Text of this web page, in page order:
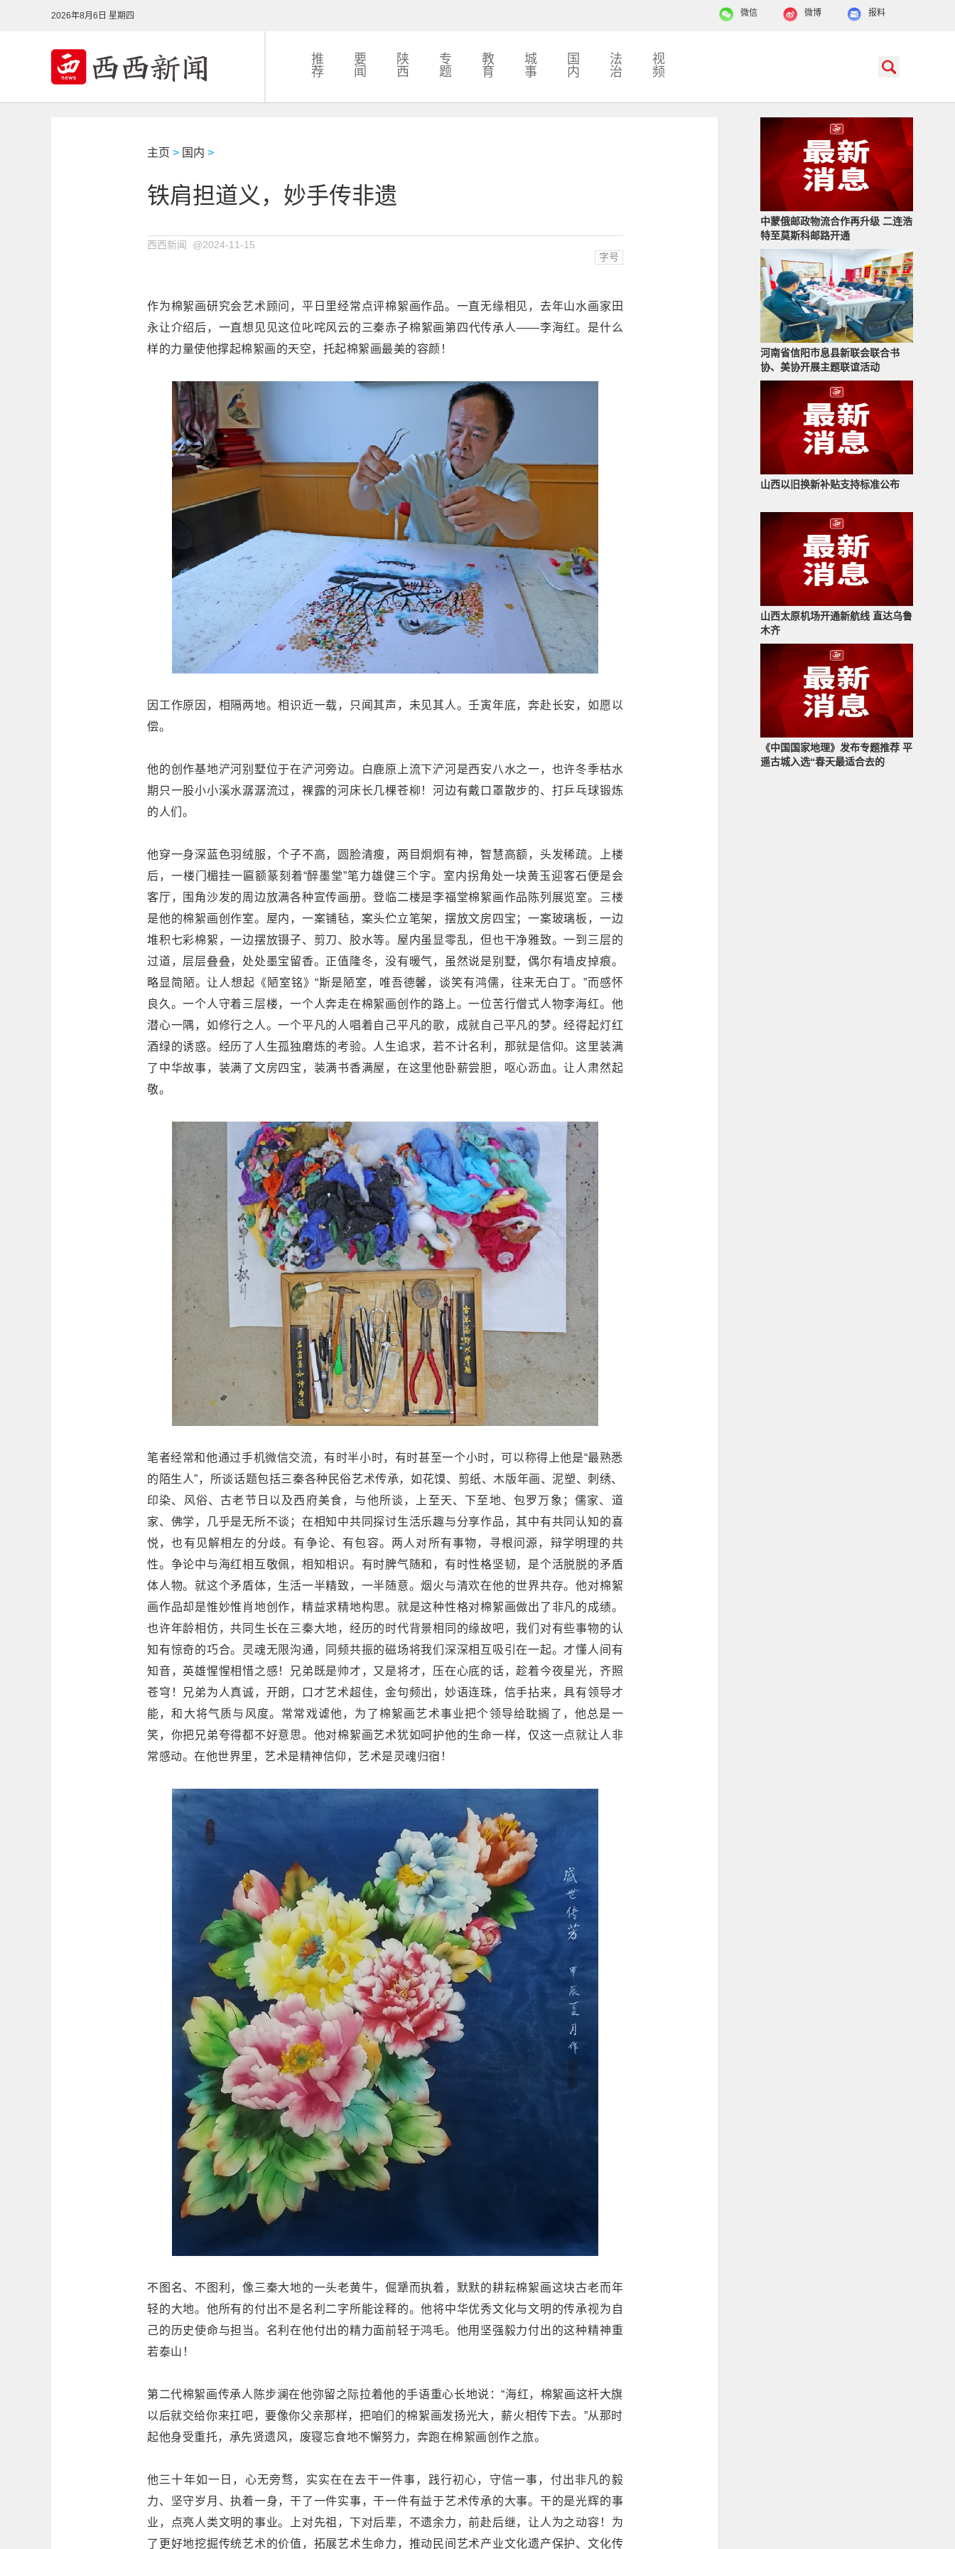
2026年8月6日 星期四 报料
微博
微信
推
荐
要
闻
陕
西
专
题
教
育
城
事
国
内
法
治
视
频
主页 > 国内 >
铁肩担道义，妙手传非遗
西西新闻 @2024-11-15
字号
作为棉絮画研究会艺术顾问，平日里经常点评棉絮画作品。一直无缘相见，去年山水画家田
永让介绍后，一直想见见这位叱咤风云的三秦赤子棉絮画第四代传承人——李海红。是什么
样的力量使他撑起棉絮画的天空，托起棉絮画最美的容颜！
因工作原因，相隔两地。相识近一载，只闻其声，未见其人。壬寅年底，奔赴长安，如愿以
偿。
他的创作基地浐河别墅位于在浐河旁边。白鹿原上流下浐河是西安八水之一，也许冬季枯水
期只一股小小溪水潺潺流过，裸露的河床长几棵苍柳！河边有戴口罩散步的、打乒乓球锻炼
的人们。
他穿一身深蓝色羽绒服，个子不高，圆脸清瘦，两目炯炯有神，智慧高额，头发稀疏。上楼
后，一楼门楣挂一匾额篆刻着“醉墨堂”笔力雄健三个字。室内拐角处一块黄玉迎客石便是会
客厅，围角沙发的周边放满各种宣传画册。登临二楼是李福堂棉絮画作品陈列展览室。三楼
是他的棉絮画创作室。屋内，一案铺毡，案头伫立笔架，摆放文房四宝；一案玻璃板，一边
堆积七彩棉絮，一边摆放镊子、剪刀、胶水等。屋内虽显零乱，但也干净雅致。一到三层的
过道，层层叠叠，处处墨宝留香。正值隆冬，没有暖气，虽然说是别墅，偶尔有墙皮掉痕。
略显简陋。让人想起《陋室铭》“斯是陋室，唯吾德馨，谈笑有鸿儒，往来无白丁。”而感怀
良久。一个人守着三层楼，一个人奔走在棉絮画创作的路上。一位苦行僧式人物李海红。他
潜心一隅，如修行之人。一个平凡的人唱着自己平凡的歌，成就自己平凡的梦。经得起灯红
酒绿的诱惑。经历了人生孤独磨炼的考验。人生追求，若不计名利，那就是信仰。这里装满
了中华故事，装满了文房四宝，装满书香满屋，在这里他卧薪尝胆，呕心沥血。让人肃然起
敬。
笔者经常和他通过手机微信交流，有时半小时，有时甚至一个小时，可以称得上他是“最熟悉
的陌生人”，所谈话题包括三秦各种民俗艺术传承，如花馍、剪纸、木版年画、泥塑、刺绣、
印染、风俗、古老节日以及西府美食，与他所谈，上至天、下至地、包罗万象；儒家、道
家、佛学，几乎是无所不谈；在相知中共同探讨生活乐趣与分享作品，其中有共同认知的喜
悦，也有见解相左的分歧。有争论、有包容。两人对所有事物，寻根问源，辩学明理的共
性。争论中与海红相互敬佩，相知相识。有时脾气随和，有时性格坚韧，是个活脱脱的矛盾
体人物。就这个矛盾体，生活一半精致，一半随意。烟火与清欢在他的世界共存。他对棉絮
画作品却是惟妙惟肖地创作，精益求精地构思。就是这种性格对棉絮画做出了非凡的成绩。
也许年龄相仿，共同生长在三秦大地，经历的时代背景相同的缘故吧，我们对有些事物的认
知有惊奇的巧合。灵魂无限沟通，同频共振的磁场将我们深深相互吸引在一起。才懂人间有
知音，英雄惺惺相惜之感！兄弟既是帅才，又是将才，压在心底的话，趁着今夜星光，齐照
苍穹！兄弟为人真诚，开朗，口才艺术超佳，金句频出，妙语连珠，信手拈来，具有领导才
能，和大将气质与风度。常常戏谑他，为了棉絮画艺术事业把个领导给耽搁了，他总是一
笑，你把兄弟夸得都不好意思。他对棉絮画艺术犹如呵护他的生命一样，仅这一点就让人非
常感动。在他世界里，艺术是精神信仰，艺术是灵魂归宿！
不图名、不图利，像三秦大地的一头老黄牛，倔犟而执着，默默的耕耘棉絮画这块古老而年
轻的大地。他所有的付出不是名利二字所能诠释的。他将中华优秀文化与文明的传承视为自
己的历史使命与担当。名利在他付出的精力面前轻于鸿毛。他用坚强毅力付出的这种精神重
若泰山！
第二代棉絮画传承人陈步澜在他弥留之际拉着他的手语重心长地说：“海红，棉絮画这杆大旗
以后就交给你来扛吧，要像你父亲那样，把咱们的棉絮画发扬光大，薪火相传下去。”从那时
起他身受重托，承先贤遗风，废寝忘食地不懈努力，奔跑在棉絮画创作之旅。
他三十年如一日，心无旁骛，实实在在去干一件事，践行初心，守信一事，付出非凡的毅
力、坚守岁月、执着一身，干了一件实事，干一件有益于艺术传承的大事。干的是光辉的事
业，点亮人类文明的事业。上对先祖，下对后辈，不遗余力，前赴后继，让人为之动容！为
了更好地挖掘传统艺术的价值，拓展艺术生命力，推动民间艺术产业文化遗产保护、文化传
中蒙俄邮政物流合作再升级 二连浩
特至莫斯科邮路开通
河南省信阳市息县新联会联合书
协、美协开展主题联谊活动
山西以旧换新补贴支持标准公布
山西太原机场开通新航线 直达乌鲁
木齐
《中国国家地理》发布专题推荐 平
遥古城入选“春天最适合去的